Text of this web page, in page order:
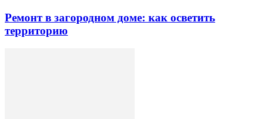
Ремонт в загородном доме: как осветить
территорию